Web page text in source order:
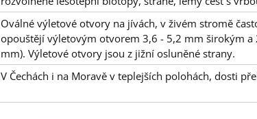
Oválné výletové otvory na jívách, v živém stromě
opouštějí výletovým otvorem 3,6 - 5,2 mm širokým
mm). Výletové otvory jsou z jižní osluněné strany.
V Čechách i na Moravě v teplejších polohách, dosti